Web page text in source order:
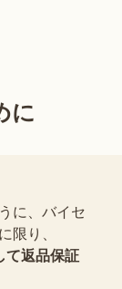
に
に、バイセ
り、
て返品保証